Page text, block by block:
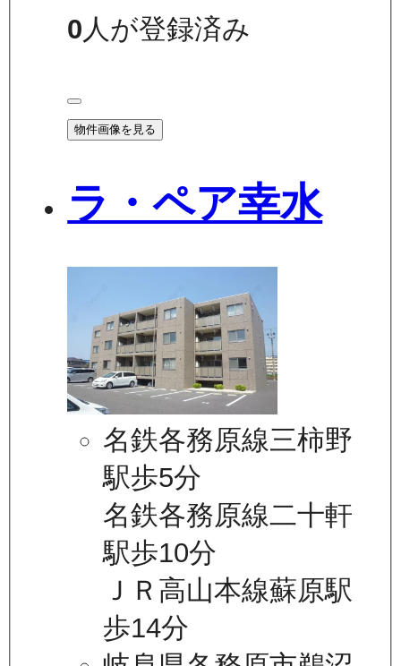
0人が登録済み
物件画像を見る
ラ・ペア幸水
名鉄各務原線三柿野
駅歩5分
名鉄各務原線二十軒
駅歩10分
ＪＲ高山本線蘇原駅
歩14分